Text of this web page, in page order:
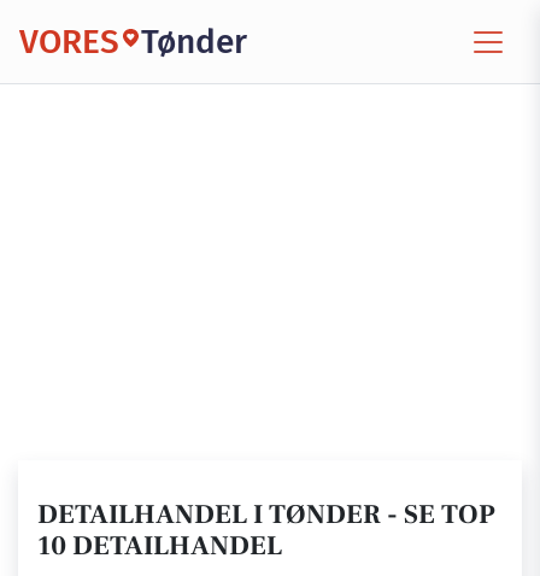
VORES Tønder
DETAILHANDEL I TØNDER - SE TOP
10 DETAILHANDEL